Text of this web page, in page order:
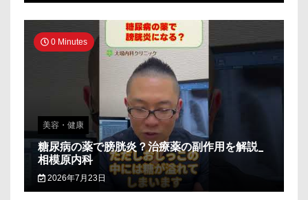
0 Minutes
美容・健康
糖尿病の薬で膀胱炎？治療薬の副作用を解説_
相模原内科
2026年7月23日